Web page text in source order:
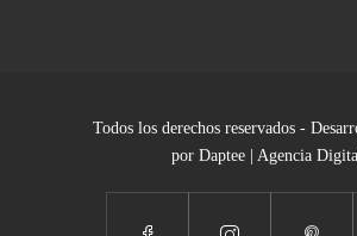
Todos los derechos reservados -
por Daptee | Agencia